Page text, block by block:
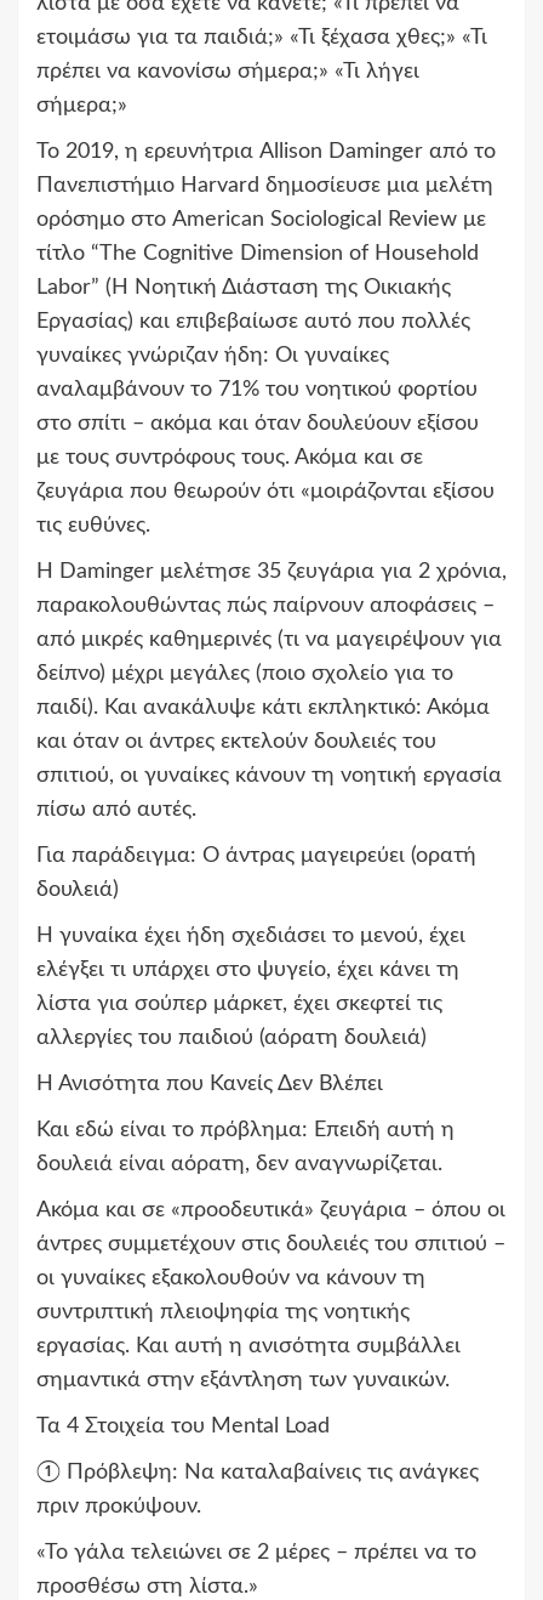
ετοιμάσω για τα παιδιά;» «Τι ξέχασα χθες;» «Τι
πρέπει να κανονίσω σήμερα;» «Τι λήγει
σήμερα;»
Το 2019, η ερευνήτρια Allison Daminger από το
Πανεπιστήμιο Harvard δημοσίευσε μια μελέτη
ορόσημο στο American Sociological Review με
τίτλο “The Cognitive Dimension of Household
Labor” (Η Νοητική Διάσταση της Οικιακής
Εργασίας) και επιβεβαίωσε αυτό που πολλές
γυναίκες γνώριζαν ήδη: Οι γυναίκες
αναλαμβάνουν το 71% του νοητικού φορτίου
στο σπίτι – ακόμα και όταν δουλεύουν εξίσου
με τους συντρόφους τους. Ακόμα και σε
ζευγάρια που θεωρούν ότι «μοιράζονται εξίσου
τις ευθύνες.
Η Daminger μελέτησε 35 ζευγάρια για 2 χρόνια,
παρακολουθώντας πώς παίρνουν αποφάσεις –
από μικρές καθημερινές (τι να μαγειρέψουν για
δείπνο) μέχρι μεγάλες (ποιο σχολείο για το
παιδί). Και ανακάλυψε κάτι εκπληκτικό: Ακόμα
και όταν οι άντρες εκτελούν δουλειές του
σπιτιού, οι γυναίκες κάνουν τη νοητική εργασία
πίσω από αυτές.
Για παράδειγμα: Ο άντρας μαγειρεύει (ορατή
δουλειά)
Η γυναίκα έχει ήδη σχεδιάσει το μενού, έχει
ελέγξει τι υπάρχει στο ψυγείο, έχει κάνει τη
λίστα για σούπερ μάρκετ, έχει σκεφτεί τις
αλλεργίες του παιδιού (αόρατη δουλειά)
Η Ανισότητα που Κανείς Δεν Βλέπει
Και εδώ είναι το πρόβλημα: Επειδή αυτή η
δουλειά είναι αόρατη, δεν αναγνωρίζεται.
Ακόμα και σε «προοδευτικά» ζευγάρια – όπου οι
άντρες συμμετέχουν στις δουλειές του σπιτιού –
οι γυναίκες εξακολουθούν να κάνουν τη
συντριπτική πλειοψηφία της νοητικής
εργασίας. Και αυτή η ανισότητα συμβάλλει
σημαντικά στην εξάντληση των γυναικών.
Τα 4 Στοιχεία του Mental Load
① Πρόβλεψη: Να καταλαβαίνεις τις ανάγκες
πριν προκύψουν.
«Το γάλα τελειώνει σε 2 μέρες – πρέπει να το
προσθέσω στη λίστα.»